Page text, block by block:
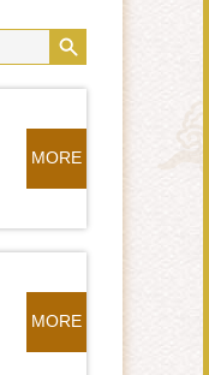
MORE
MORE